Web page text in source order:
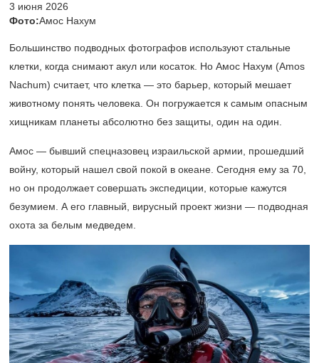
3 июня 2026
Фото:Амос Нахум
Большинство подводных фотографов используют стальные
клетки, когда снимают акул или косаток. Но Амос Нахум (Amos
Nachum) считает, что клетка — это барьер, который мешает
животному понять человека. Он погружается к самым опасным
хищникам планеты абсолютно без защиты, один на один.
Амос — бывший спецназовец израильской армии, прошедший
войну, который нашел свой покой в океане. Сегодня ему за 70,
но он продолжает совершать экспедиции, которые кажутся
безумием. А его главный, вирусный проект жизни — подводная
охота за белым медведем.